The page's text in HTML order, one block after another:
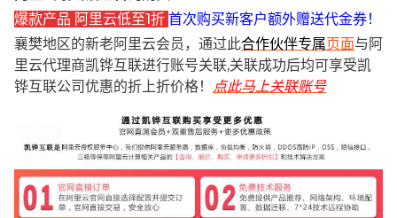
爆款产品 阿里云低至1折 首次购买新客户额外赠送代金券！
襄樊地区的新老阿里云会员，通过此合作伙伴专属页面与阿
里云代理商凯铧互联进行账号关联,关联成功后均可享受凯
铧互联公司优惠的折上折价格！
点此马上关联账号